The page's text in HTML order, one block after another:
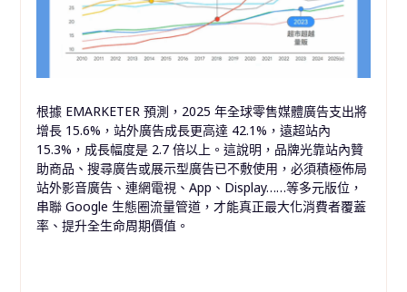
根據 EMARKETER 預測，2025 年全球零售媒體廣告支出將
增長 15.6%，站外廣告成長更高達 42.1%，遠超站內
15.3%，成長幅度是 2.7 倍以上。這說明，品牌光靠站內贊
助商品、搜尋廣告或展示型廣告已不敷使用，必須積極佈局
站外影音廣告、連網電視、App、Display……等多元版位，
串聯 Google 生態圈流量管道，才能真正最大化消費者覆蓋
率、提升全生命周期價值。